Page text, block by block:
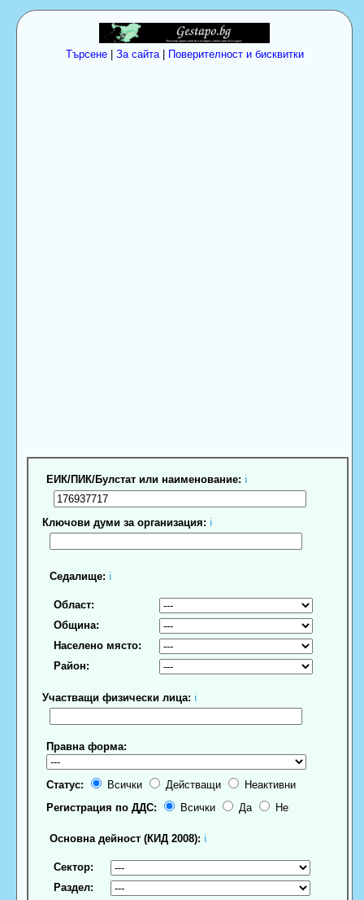
Търсене| За сайта| Поверителност и бисквитки
ЕИК/ПИК/Булстат или наименование: ℹ
Ключови думи за организация: ℹ
Седалище: ℹ
Област:
Община:
Населено място:
Район:
Участващи физически лица: ℹ
Правна форма:
Статус: Всички Действащи
Неактивни
Регистрация по ДДС:
Всички Да Не
Основна дейност (КИД 2008): ℹ
Сектор:
Раздел: